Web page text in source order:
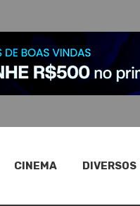
CINEMA DIVERSOS